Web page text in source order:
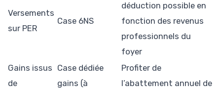
Versements
sur PER
Case 6NS
déduction possible en
fonction des revenus
professionnels du
foyer
Gains issus
de
Case dédiée
gains (à
Profiter de
l’abattement annuel de